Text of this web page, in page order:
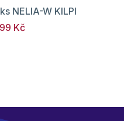
NELIA-W KILPI
Kč